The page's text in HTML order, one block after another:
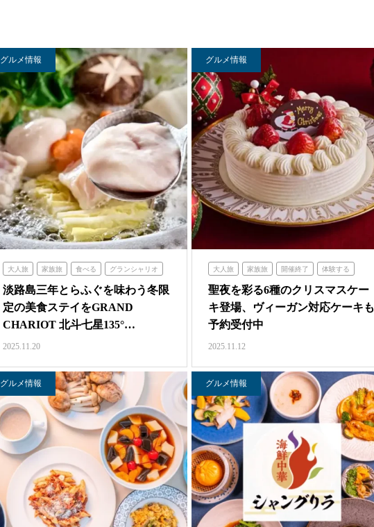
グルメ情報
大人旅 家族旅 食べる グランシャリオ
淡路島三年とらふぐを味わう冬限
定の美食ステイをGRAND
CHARIOT 北斗七星135°…
2025.11.20
グルメ情報
大人旅 家族旅 開催終了 体験する
海の舎 青海波
聖夜を彩る6種のクリスマスケー
キ登場、ヴィーガン対応ケーキも
予約受付中
2025.11.12
グルメ情報 グルメ情報